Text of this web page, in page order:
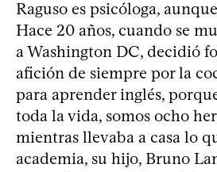
Raguso es psicóloga,
Hace 20 años, cuando se
a Washington DC, decidió
afición de siempre por la
para aprender inglés,
toda la vida, somos ocho
mientras llevaba a casa lo
academia, su hijo, Bruno